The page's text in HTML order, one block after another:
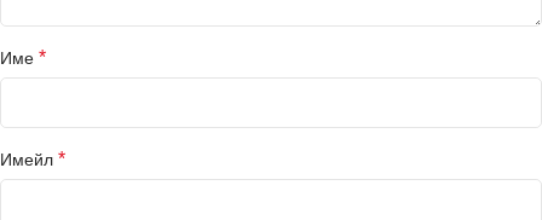
Име *
Имейл *